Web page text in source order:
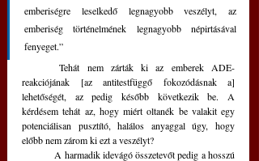
emberiségre leselkedő legnagyobb veszélyt, az
emberiség történelmének legnagyobb népirtásával
fenyeget.”
	Tehát nem zárták ki az emberek ADE-
reakciójának [az antitestfüggő fokozódásnak a]
lehetőségét, az pedig később következik be. A
kérdésem tehát az, hogy miért oltanék be valakit egy
potenciálisan pusztító, halálos anyaggal úgy, hogy
előbb nem zárom ki ezt a veszélyt?